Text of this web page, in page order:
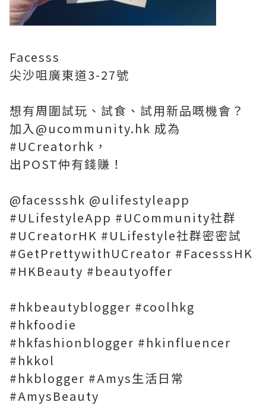
Facesss
尖沙咀廣東道3-27號
想有周圍試玩、試食、試用新品嘅機會？
加入@ucommunity.hk 成為
#UCreatorhk，
出POST仲有錢賺！
@facessshk @ulifestyleapp
#ULifestyleApp #UCommunity社群
#UCreatorHK #ULifestyle社群密密試
#GetPrettywithUCreator #FacesssHK
#HKBeauty #beautyoffer
#hkbeautyblogger #coolhkg
#hkfoodie
#hkfashionblogger #hkinfluencer
#hkkol
#hkblogger #Amys生活日常
#AmysBeauty